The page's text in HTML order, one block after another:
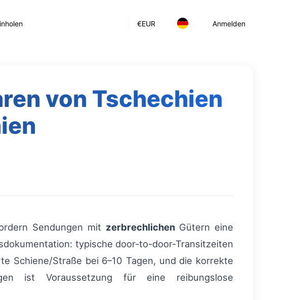
€EUR Anmelden
von Tschechien
Sendungen mit zerbrechlichenGütern eine
typische door-to-door-Transitzeiten
Schiene/Straße bei 6–10 Tagen, und die korrekte
ist Voraussetzung für eine reibungslose